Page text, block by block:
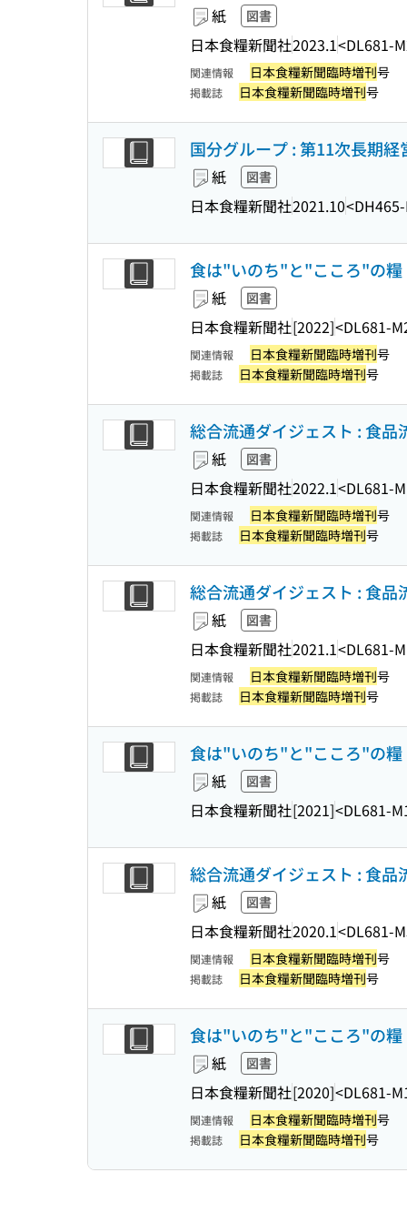
紙 図書
日本食糧新聞社2023.1<DL681-
関連情報 日本食糧新聞臨時増刊号
掲載誌 日本食糧新聞臨時増刊号
国分グループ : 第11次長期経
紙 図書
日本食糧新聞社2021.10
食は"いのち"と"こころ"の糧
紙 図書
日本食糧新聞社[2022]<DL681-
関連情報 日本食糧新聞臨時増刊号
掲載誌 日本食糧新聞臨時増刊号
総合流通ダイジェスト : 食
紙 図書
日本食糧新聞社2022.1<DL681-
関連情報 日本食糧新聞臨時増刊号
掲載誌 日本食糧新聞臨時増刊号
総合流通ダイジェスト : 食
紙 図書
日本食糧新聞社2021.1<DL681-
関連情報 日本食糧新聞臨時増刊号
掲載誌 日本食糧新聞臨時増刊号
食は"いのち"と"こころ"の糧
紙 図書
日本食糧新聞社[2021]<DL681-
総合流通ダイジェスト : 食
紙 図書
日本食糧新聞社2020.1<DL681-
関連情報 日本食糧新聞臨時増刊号
掲載誌 日本食糧新聞臨時増刊号
食は"いのち"と"こころ"の糧
紙 図書
日本食糧新聞社[2020]<DL681-
関連情報 日本食糧新聞臨時増刊号
掲載誌 日本食糧新聞臨時増刊号